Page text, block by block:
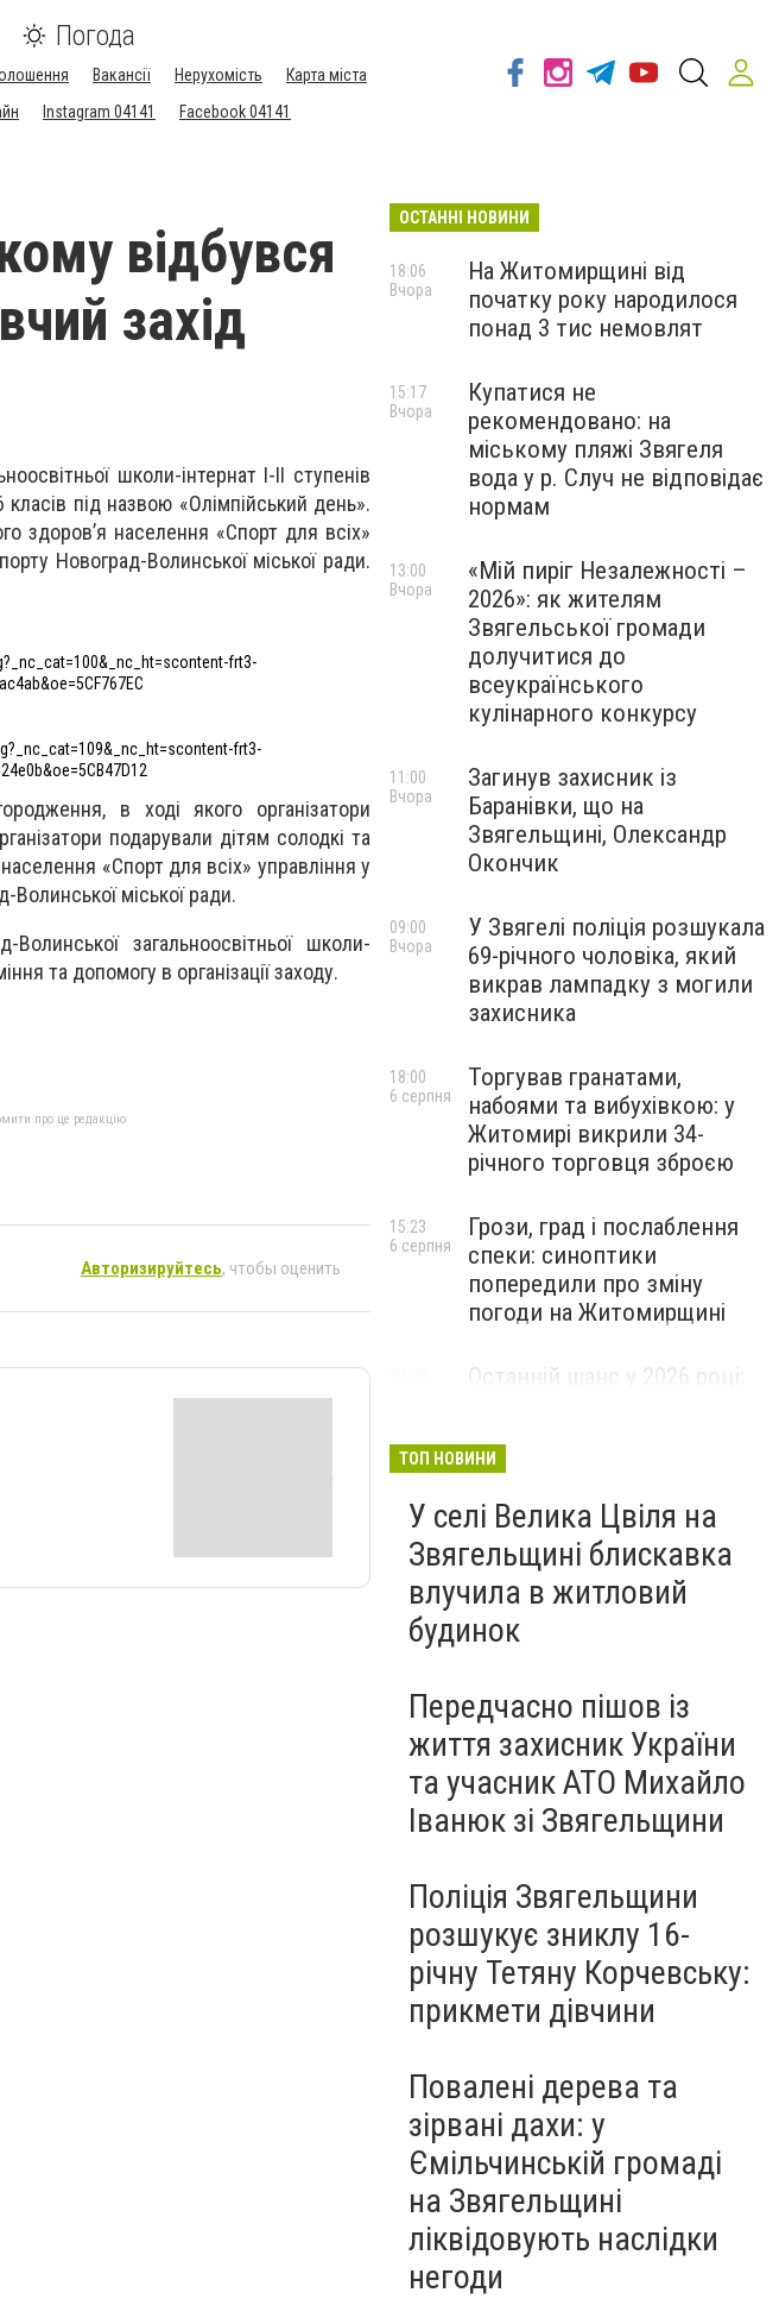
Погода
Вакансії Нерухомість
Карта міста
Instagram 04141 Facebook 04141
відбувся
захід
школи-інтернат І-ІІ ступенів
під назвою «Олімпійський день».
здоров’я населення «Спорт для всіх»
Новоград-Волинської міської ради.
frt3-
frt3-
в ході якого організатори
подарували дітям солодкі та
«Спорт для всіх» управління у
Волинської міської ради.
загальноосвітньої школи-
та допомогу в організації заходу.
про це редакцію
Авторизируйтесь, чтобы оценить
ОСТАННІ НОВИНИ
На Житомирщині від
початку року народилося
понад 3 тис немовлят
18:06
Вчора
Купатися не
рекомендовано: на
міському пляжі Звягеля
вода у р. Случ не відповідає
нормам
15:17
Вчора
«Мій пиріг Незалежності –
2026»: як жителям
Звягельської громади
долучитися до
всеукраїнського
кулінарного конкурсу
13:00
Вчора
Загинув захисник із
Баранівки, що на
Звягельщині, Олександр
Окончик
11:00
Вчора
У Звягелі поліція розшукала
69-річного чоловіка, який
викрав лампадку з могили
захисника
09:00
Вчора
Торгував гранатами,
набоями та вибухівкою: у
Житомирі викрили 34-
річного торговця зброєю
18:00
6 серпня
Грози, град і послаблення
спеки: синоптики
попередили про зміну
погоди на Житомирщині
15:23
6 серпня
Останній шанс у 2026 році:
майбутніх водійок автобусів
ТОП НОВИНИ
У селі Велика Цвіля на
Звягельщині блискавка
влучила в житловий
будинок
Передчасно пішов із
життя захисник України
та учасник АТО Михайло
Іванюк зі Звягельщини
Поліція Звягельщини
розшукує зниклу 16-
річну Тетяну Корчевську:
прикмети дівчини
Повалені дерева та
зірвані дахи: у
Ємільчинській громаді
на Звягельщині
ліквідовують наслідки
негоди